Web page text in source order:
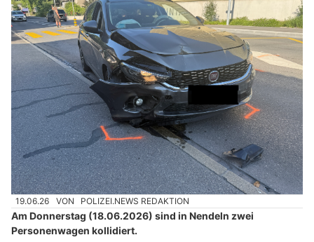
19.06.26 VON POLIZEI.NEWS REDAKTION
Am Donnerstag (18.06.2026) sind in Nendeln zwei
Personenwagen kollidiert.